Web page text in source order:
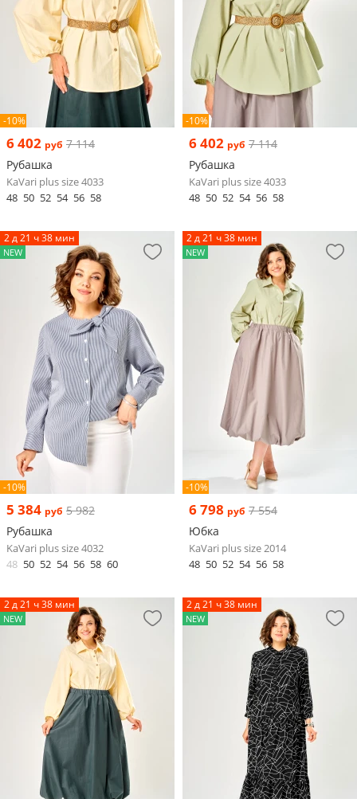
-10%
6 402 руб 7 114
Рубашка
KaVari plus size 4033
48 50 52 54 56 58
-10%
6 402 руб 7 114
Рубашка
KaVari plus size 4033
48 50 52 54 56 58
2 д 21 ч 38 мин
NEW
-10%
5 384 руб 5 982
Рубашка
KaVari plus size 4032
48 50 52 54 56 58 60
2 д 21 ч 38 мин
NEW
-10%
6 798 руб 7 554
Юбка
KaVari plus size 2014
48 50 52 54 56 58
2 д 21 ч 38 мин
NEW
2 д 21 ч 38 мин
NEW